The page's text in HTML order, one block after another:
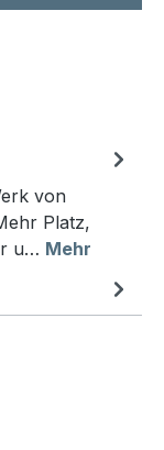
von
Platz,
u… Mehr